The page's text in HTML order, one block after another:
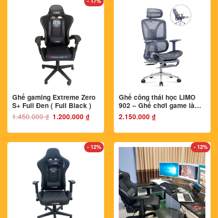
Ghế gaming Extreme Zero
S+ Full Đen ( Full Black )
1.450.000₫ Giá
gốc
1.450.000 ₫.
1.200.000 ₫Giá
hiện
là:
Ghế công thái học LIMO
902 – Ghế chơi game làm
việc, tặng kê chân. Bản
thiết kế Full lưới
2.150.000 ₫
- 12% - 12%